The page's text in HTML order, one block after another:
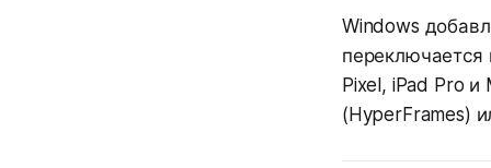
Windows
переключается
Pixel, iPad Pro
(HyperFrames)